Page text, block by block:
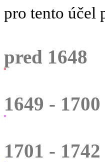
pro tento účel
pred 1648
1649 - 1700
1701 - 1742